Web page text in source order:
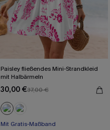
Paisley fließendes Mini-Strandkleid
mit Halbärmeln
30,00 €37,00 €
Mit Gratis-Maßband